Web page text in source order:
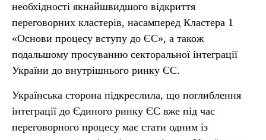
необхідності якнайшвидшого відкриття
переговорних кластерів, насамперед Кластера 1
«Основи процесу вступу до ЄС», а також
подальшому просуванню секторальної інтеграції
України до внутрішнього ринку ЄС.
Українська сторона підкреслила, що поглиблення
інтеграції до Єдиного ринку ЄС вже під час
переговорного процесу має стати одним із